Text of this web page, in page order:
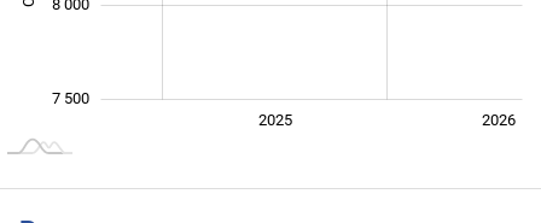
8 000
7 500
2025 2026